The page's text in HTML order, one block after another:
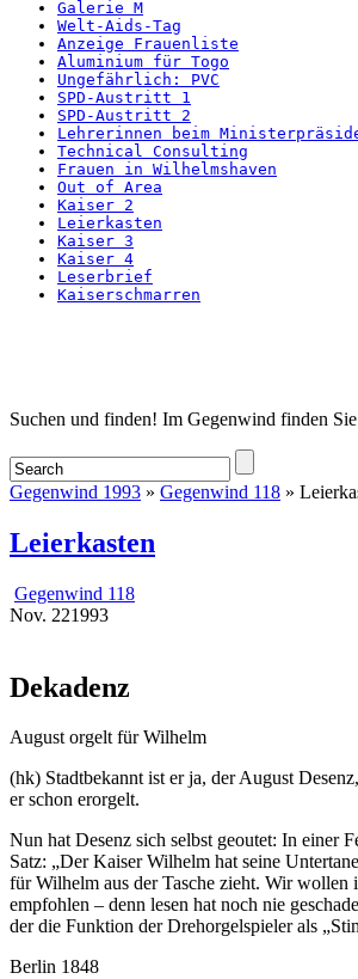
Galerie M
Welt-Aids-Tag
Anzeige Frauenliste
Aluminium für Togo
Ungefährlich: PVC
SPD-Austritt 1
SPD-Austritt 2
Lehrerinnen beim
Technical Consulting
Frauen in Wilhelmshaven
Out of Area
Kaiser 2
Leierkasten
Kaiser 3
Kaiser 4
Leserbrief
Kaiserschmarren
Startseite
Suchen und finden! Im Gegenwind finden
Gegenwind 1993 » Gegenwind 118 »
Leierkasten
Gegenwind 118
Nov. 221993
Dekadenz
August orgelt für Wilhelm
(hk) Stadtbekannt ist er ja, der August
er schon erorgelt.
Nun hat Desenz sich selbst geoutet: In einer
Satz: „Der Kaiser Wilhelm hat seine
für Wilhelm aus der Tasche zieht. Wir wollen
empfohlen – denn lesen hat noch nie
der die Funktion der Drehorgelspieler als
Berlin 1848